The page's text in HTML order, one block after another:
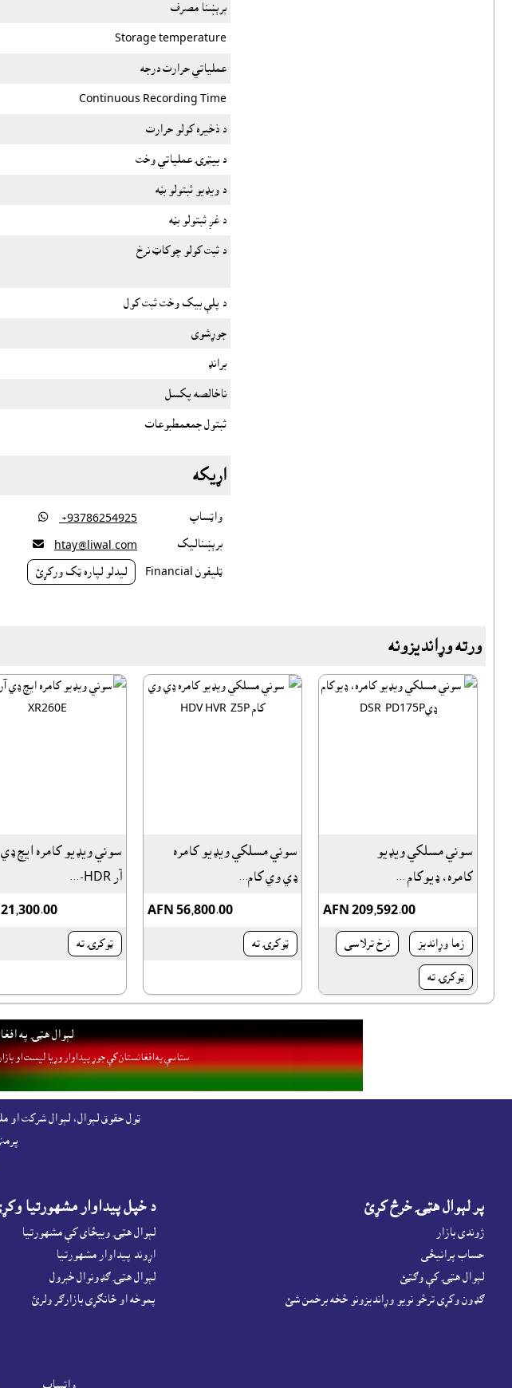
برېښنا مصرف
Storage temperature
عملیاتي حرارت درجه
Continuous Recording Time
د ذخیره کولو حرارت
د بیټرۍ عملیاتي وخت
د ویډیو ثبتولو بڼه
د غږ ثبتولو بڼه
د ثبت کولو چوکاټ نرخ
د پلې بیک وخت ثبت کول
جوړشوى
برانډ
ناخالصه پکسل
ثبتول جمعمطبوعات
اړيکه
واټساپ ‎ +93786254925

برېښناليک htay@liwal.com

ټليفون Financial ليدلو لپاره ټک ورکړئ
ورته وړانديزونه
سوني مسلکي ويډيو
کامره، ډيوکام ...
AFN 209,592.00
زما وړانديز نرخ ترلاسى
ټوکرۍ ته
سوني مسلکي ويډيو کامره
ډي وي کام...
AFN 56,800.00
ټوکرۍ ته
سوني ويډيو کامره ايچ ډي
آر HDR-...
ټوکرۍ ته
لېوال هټۍ په
ستاسې په افغانستان کې جوړ پيداوار وړيا ليست او
ټول حقوق لېوال، لېوال شرکت او ملګرو
پر لېوال هټۍ خرڅ کړئ
ژوندى بازار
حساب پرانيځى
لېوال هټۍ کې وګټئ
ګډون وکړى ترڅو نويو وړانديزونو څخه برخمن شئ
د خپل پيداوار مشهورتيا
لېوال هټۍ ويبځاى کې مشهورتيا
اړوند پيداوار مشهورتيا
لېوال هټۍ ګډونوال خبرول
پموخه او ځانګړى بازارګر ولرئ
واټساپ